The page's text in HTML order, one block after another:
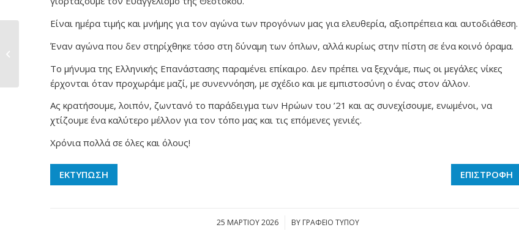
Είναι ημέρα τιμής και μνήμης για τον αγώνα των προγόνων μας για ελευθερία, αξιοπρέπεια και αυτοδιάθεση.
Έναν αγώνα που δεν στηρίχθηκε τόσο στη δύναμη των όπλων, αλλά κυρίως στην πίστη σε ένα κοινό όραμα.
Το μήνυμα της Ελληνικής Επανάστασης παραμένει επίκαιρο. Δεν πρέπει να ξεχνάμε, πως οι μεγάλες νίκες
έρχονται όταν προχωράμε μαζί, με συνεννόηση, με σχέδιο και με εμπιστοσύνη ο ένας στον άλλον.
Ας κρατήσουμε, λοιπόν, ζωντανό το παράδειγμα των Ηρώων του ’21 και ας συνεχίσουμε, ενωμένοι, να
χτίζουμε ένα καλύτερο μέλλον για τον τόπο μας και τις επόμενες γενιές.
Χρόνια πολλά σε όλες και όλους!
ΕΚΤΥΠΩΣΗ ΕΠΙΣΤΡΟΦΗ
25 ΜΑΡΤΊΟΥ 2026
/ BY ΓΡΑΦΕΙΟ ΤΥΠΟΥ
07/2026 Δήμου
Μυτιλήνης (20.03.202...